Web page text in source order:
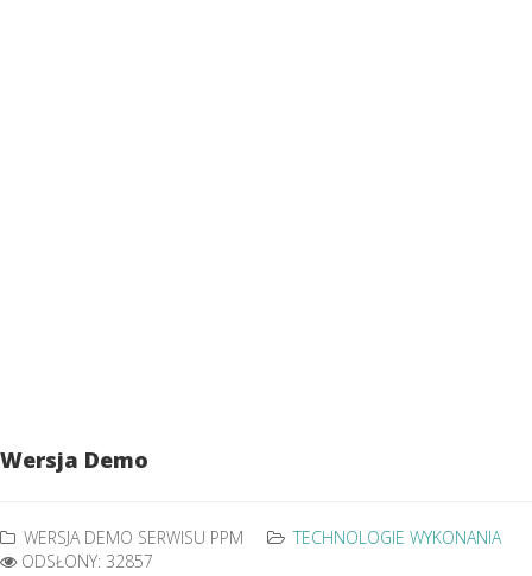
Wersja Demo
WERSJA DEMO SERWISU PPM
TECHNOLOGIE WYKONANIA
ODSŁONY: 32857